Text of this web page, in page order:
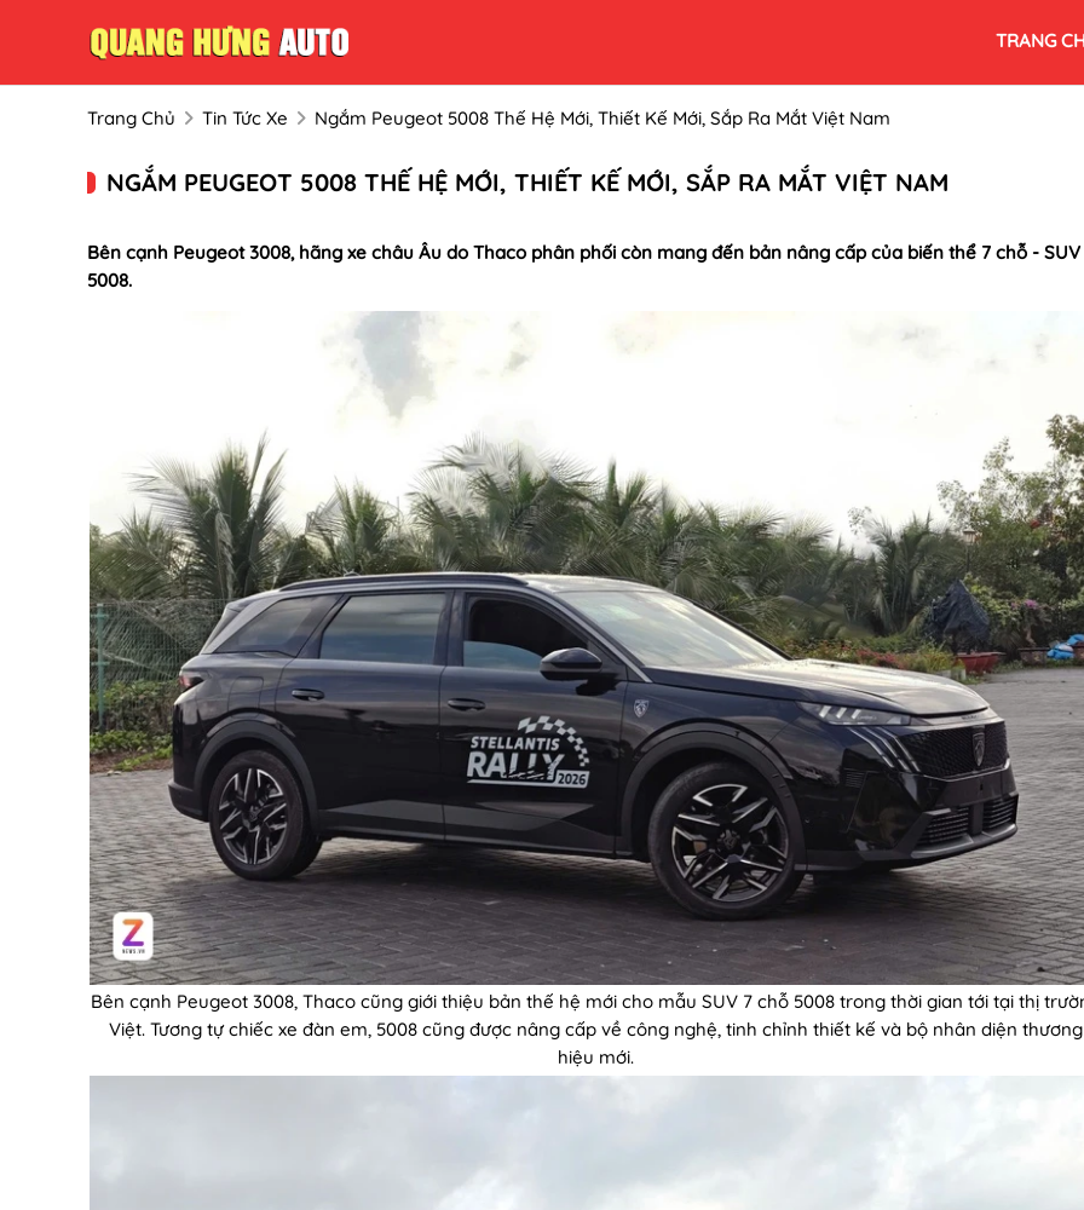
TRANG
Trang Chủ Tin Tức Xe Ngắm Peugeot 5008 Thế Hệ Mới, Thiết Kế Mới, Sắp Ra Mắt Việt Nam
NGẮM PEUGEOT 5008 THẾ HỆ MỚI, THIẾT KẾ MỚI, SẮP RA MẮT VIỆT NAM
Bên cạnh Peugeot 3008, hãng xe châu Âu do Thaco phân phối còn mang đến bản nâng cấp của biến thể 7 chỗ - SUV
5008.
Bên cạnh Peugeot 3008, Thaco cũng giới thiệu bản thế hệ mới cho mẫu SUV 7 chỗ 5008 trong thời gian tới tại thị
Việt. Tương tự chiếc xe đàn em, 5008 cũng được nâng cấp về công nghệ, tinh chỉnh thiết kế và bộ nhân diện thương
hiệu mới.